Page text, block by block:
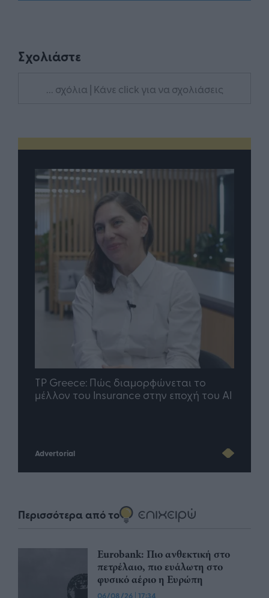
Σχολιάστε
... σχόλια | Κάνε click για να σχολιάσεις
TP Greece: Πώς διαμορφώνεται το
μέλλον του Insurance στην εποχή του AI
Advertorial
Περισσότερα από το
Eurobank: Πιο ανθεκτική στο
πετρέλαιο, πιο ευάλωτη στο
φυσικό αέριο η Ευρώπη
|